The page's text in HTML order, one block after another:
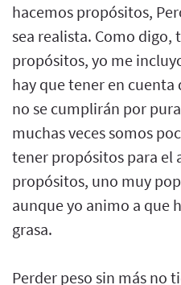
hacemos propósitos,
sea realista. Como digo,
propósitos, yo me
hay que tener en
no se cumplirán por
muchas veces somos
tener propósitos para el
propósitos, uno muy
aunque yo animo a que
grasa.
Perder peso sin más no